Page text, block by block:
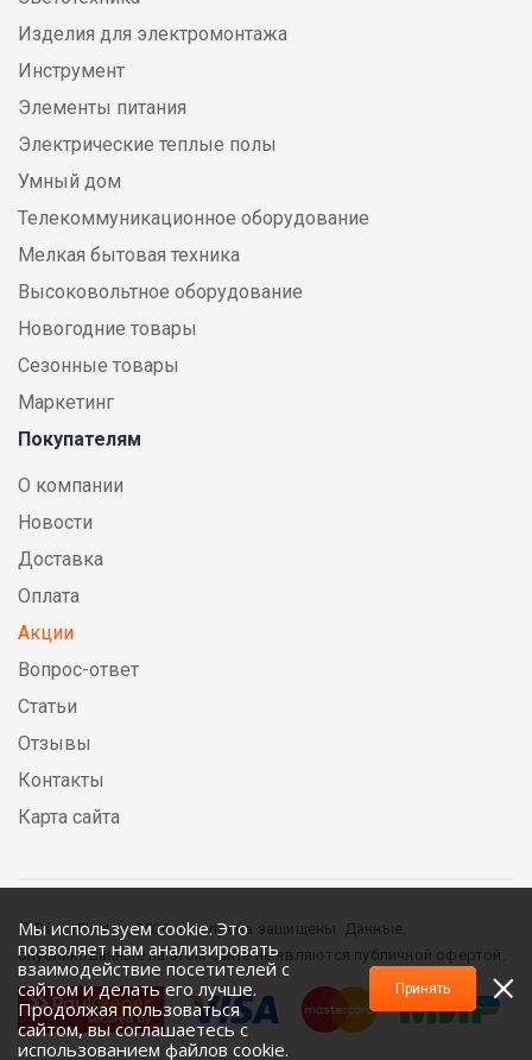
Мы используем cookie. Это
позволяет нам анализировать
взаимодействие посетителей с
сайтом и делать его лучше.
Продолжая пользоваться
сайтом, вы соглашаетесь с
использованием файлов cookie.
Принять
Изделия для электромонтажа
Инструмент
Элементы питания
Электрические теплые полы
Умный дом
Телекоммуникационное оборудование
Мелкая бытовая техника
Высоковольтное оборудование
Новогодние товары
Сезонные товары
Маркетинг
Покупателям
О компании
Новости
Доставка
Оплата
Акции
Вопрос-ответ
Статьи
Отзывы
Контакты
Карта сайта
© DirectElectric, 2026, все права защищены. Данные,
опубликованные на этом сайте не являются публичной офертой.